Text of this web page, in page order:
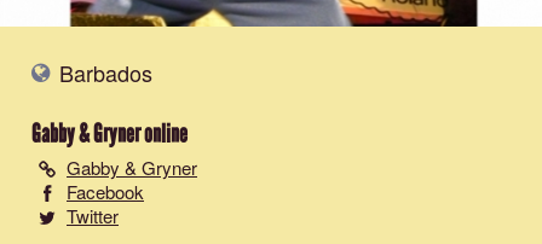
Barbados
Gabby & Gryneronline
Gabby & Gryner
Facebook
Twitter